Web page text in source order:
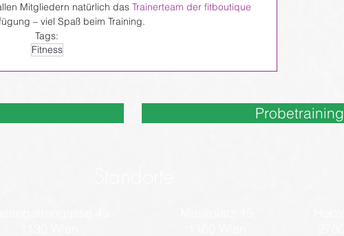
Mitgliedern natürlich das Trainerteam der fitboutique
– viel Spaß beim Training.
Tags:
Fitness
Probetraining